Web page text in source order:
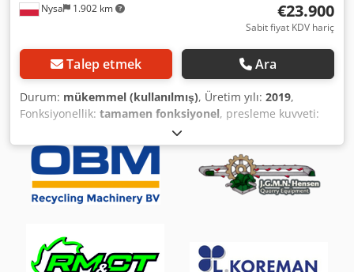
gerçekleştirilir.
Nysa 1.902 km €23.900
Sabit fiyat KDV hariç
Talep etmek Ara
Durum: mükemmel (kullanılmış), Üretim yılı: 2019,
Fonksiyonellik: tamamen fonksiyonel, presleme kuvveti:
dokümantasyon / kılavuz
Re/Li horizontal balya presi. Makine çok iyi durumdadır ve
yetkili bir servis merkezi tarafından düzenli olarak bakımı
yapılmaktadır. Cjdpszhkzrefx Aktjrf Bu balya presi,
perakende sektöründeki büyük çaplı atık yönetimi projeleri
mm kesitine sahiptir ve 1200 mm balya uzunluğunda 600
kg ağırlığa ulaşabilir. Bu da kamyonun taşıma